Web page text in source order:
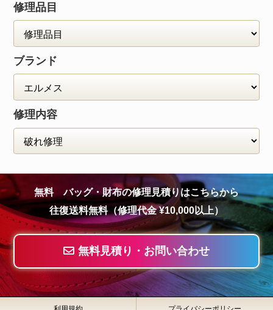
修理品目
ブランド
修理内容
無料 バッグ・財布の修理見積りはこちらから
往復送料無料（修理代金 ¥10,000以上）
無料見積り・お問い合わせ